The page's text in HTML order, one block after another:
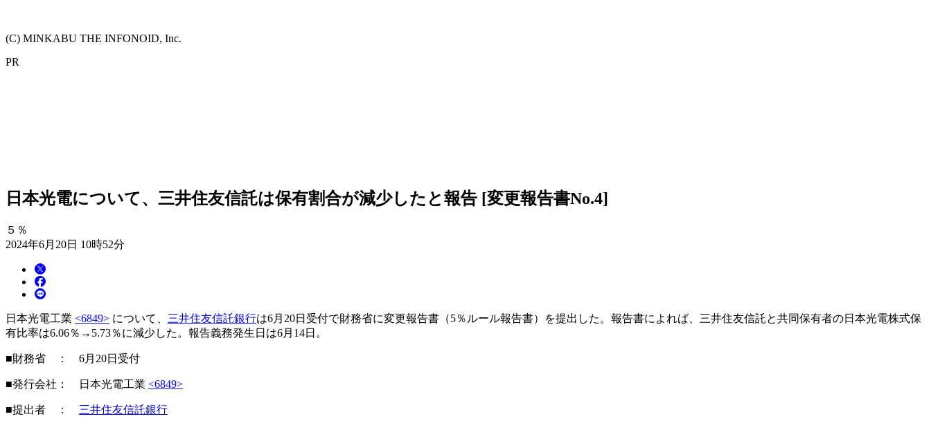
(C) MINKABU THE INFONOID, Inc.
PR
日本光電について、三井住友信託は保有割合が減少したと報告 [変更報告書No.4]
５％
2024年6月20日 10時52分
日本光電工業 <6849> について、 三井住友信託銀行は6月20日受付で財務省に変更報告書（5％ルール報告書）を提出した。報告書によれば、三井住友信託と共同保有者の日本光電株式保
有比率は6.06％→5.73％に減少した。報告義務発生日は6月14日。
■財務省 ： 6月20日受付
■発行会社： 日本光電工業 <6849>
■提出者 ： 三井住友信託銀行